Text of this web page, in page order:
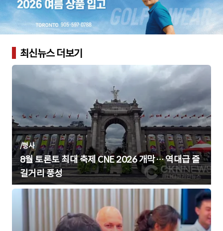
최신뉴스 더보기
/행사
8월 토론토 최대 축제 CNE 2026 개막… 역대급 즐
길거리 풍성